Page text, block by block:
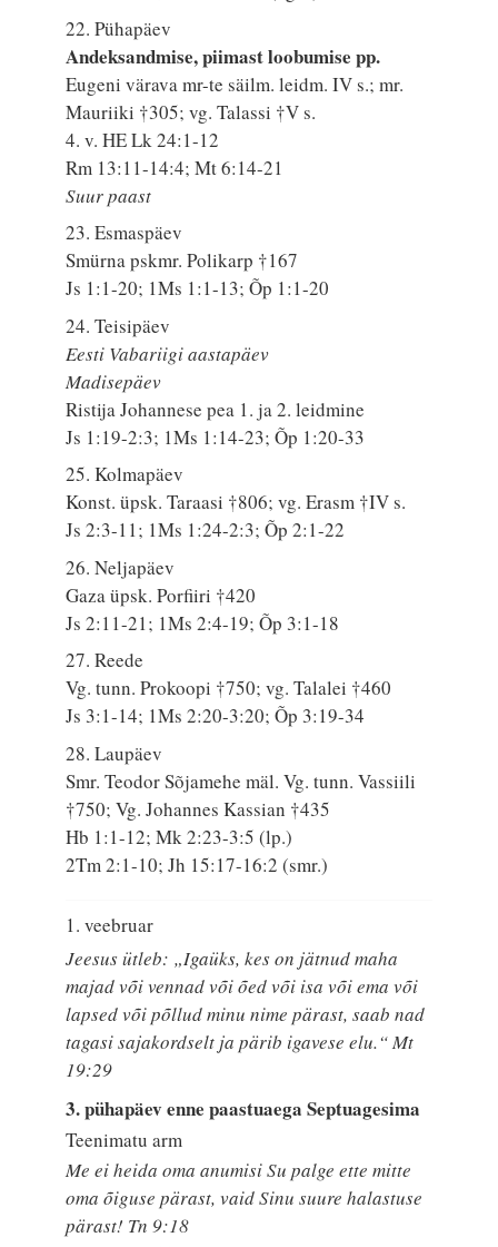
22. Pühapäev
Andeksandmise, piimast loobumise pp.
Eugeni värava mr-te säilm. leidm. IV s.; mr.
Mauriiki †305; vg. Talassi †V s.
4. v. HE Lk 24:1-12
Rm 13:11-14:4; Mt 6:14-21
Suur paast
23. Esmaspäev
Smürna pskmr. Polikarp †167
Js 1:1-20; 1Ms 1:1-13; Õp 1:1-20
24. Teisipäev
Eesti Vabariigi aastapäev
Madisepäev
Ristija Johannese pea 1. ja 2. leidmine
Js 1:19-2:3; 1Ms 1:14-23; Õp 1:20-33
25. Kolmapäev
Konst. üpsk. Taraasi †806; vg. Erasm †IV s.
Js 2:3-11; 1Ms 1:24-2:3; Õp 2:1-22
26. Neljapäev
Gaza üpsk. Porfiiri †420
Js 2:11-21; 1Ms 2:4-19; Õp 3:1-18
27. Reede
Vg. tunn. Prokoopi †750; vg. Talalei †460
Js 3:1-14; 1Ms 2:20-3:20; Õp 3:19-34
28. Laupäev
Smr. Teodor Sõjamehe mäl. Vg. tunn. Vassiili
†750; Vg. Johannes Kassian †435
Hb 1:1-12; Mk 2:23-3:5 (lp.)
2Tm 2:1-10; Jh 15:17-16:2 (smr.)
1. veebruar
Jeesus ütleb: „Igaüks, kes on jätnud maha
majad või vennad või õed või isa või ema või
lapsed või põllud minu nime pärast, saab nad
tagasi sajakordselt ja pärib igavese elu.“ Mt
19:29
3. pühapäev enne paastuaega Septuagesima
Teenimatu arm
Me ei heida oma anumisi Su palge ette mitte
oma õiguse pärast, vaid Sinu suure halastuse
pärast! Tn 9:18